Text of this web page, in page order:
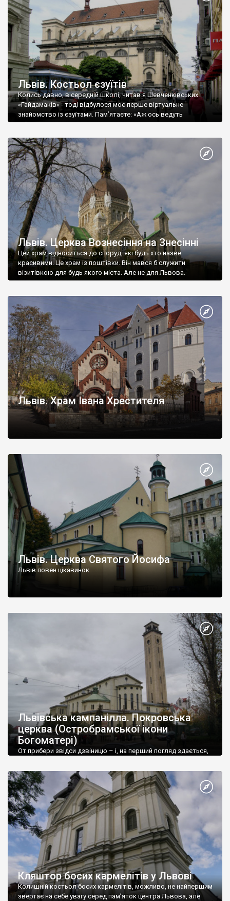
Львів. Костьол єзуїтів
Колись давно, в середній школі, читав я Шевченківських
«Гайдамаків» - тоді відбулося моє перше віртуальне
знайомство із єзуїтами. Пам’ятаєте: «Аж ось ведуть
гайдамаки
Львів. Церква Вознесіння на Знесінні
Цей храм відноситься до споруд, які будь хто назве
красивими. Це храм із поштівки. Він мався б служити
візитівкою для будь якого міста. Але не для Львова.
Львів. Храм Івана Хрестителя
Львів. Церква Святого Йосифа
Львів повен цікавинок.
Львівська кампанілла. Покровська
церква (Остробрамської ікони
Богоматері)
От прибери звідси дзвіницю – і, на перший погляд здається,
представлятиме.
Кляштор босих кармелітів у Львові
Колишній костьол босих кармелітів, можливо, не найпершим
звертає на себе увагу серед пам’яток центра Львова, але